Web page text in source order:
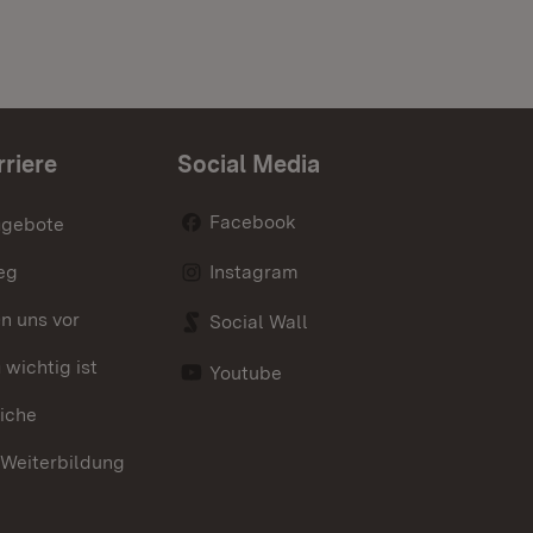
uns vor
wichtig ist
Social Media
Facebook
Instagram
Social Wall
Youtube